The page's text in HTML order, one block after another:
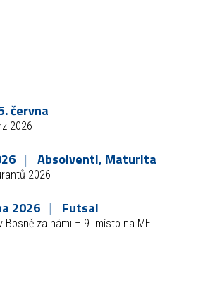
června
2026
Absolventi, Maturita
2026
2026 Futsal
Bosně za námi – 9. místo na ME